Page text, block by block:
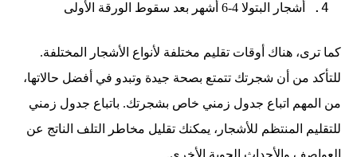
أشجار البتولا 4-6 أشهر بعد سقوط الورقة الأولى
كما ترى، هناك أوقات تقليم مختلفة لأنواع الأشجار المختلفة.
للتأكد من أن شجرتك تتمتع بصحة جيدة وتبدو في أفضل حالاتها،
من المهم اتباع جدول زمني خاص بشجرتك. باتباع جدول زمني
للتقليم المنتظم للأشجار، يمكنك تقليل مخاطر التلف الناتج عن